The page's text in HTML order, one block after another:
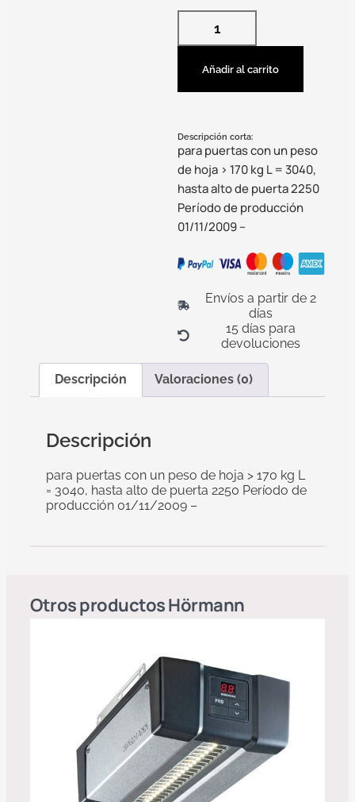
Añadir al carrito
Descripción corta:
para puertas con un peso
de hoja > 170 kg L = 3040,
hasta alto de puerta 2250
Período de producción
01/11/2009 –
Envíos a partir de 2
días
15 días para
devoluciones
Descripción Valoraciones (0)
Descripción
para puertas con un peso de hoja > 170 kg L
= 3040, hasta alto de puerta 2250 Período de
producción 01/11/2009 –
Otros productosHörmann